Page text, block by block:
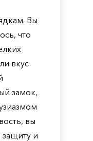
Вы
что
вкус
замок,
вы
защиту и